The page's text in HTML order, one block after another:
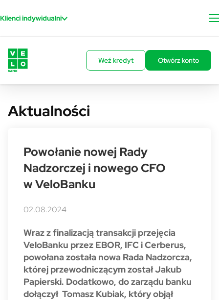
Klienci indywidualni
Weź kredyt Otwórz konto
Aktualności
Powołanie nowej Rady
Nadzorczej i nowego CFO
w VeloBanku
02.08.2024
Wraz z finalizacją transakcji przejęcia
VeloBanku przez EBOR, IFC i Cerberus,
powołana została nowa Rada Nadzorcza,
której przewodniczącym został Jakub
Papierski. Dodatkowo, do zarządu banku
dołączył Tomasz Kubiak, który objął